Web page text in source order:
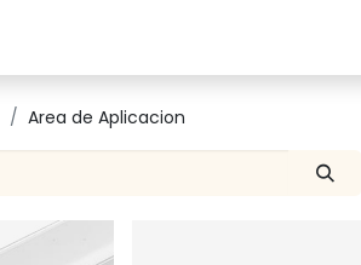
Area de Aplicacion